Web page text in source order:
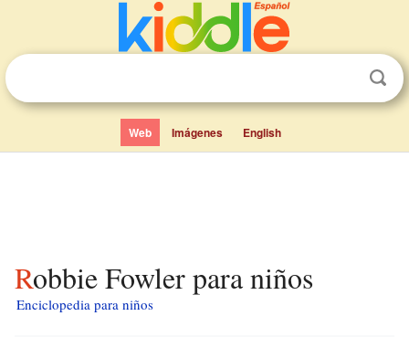
Web Imágenes English
Robbie Fowler para niños
Enciclopedia para niños